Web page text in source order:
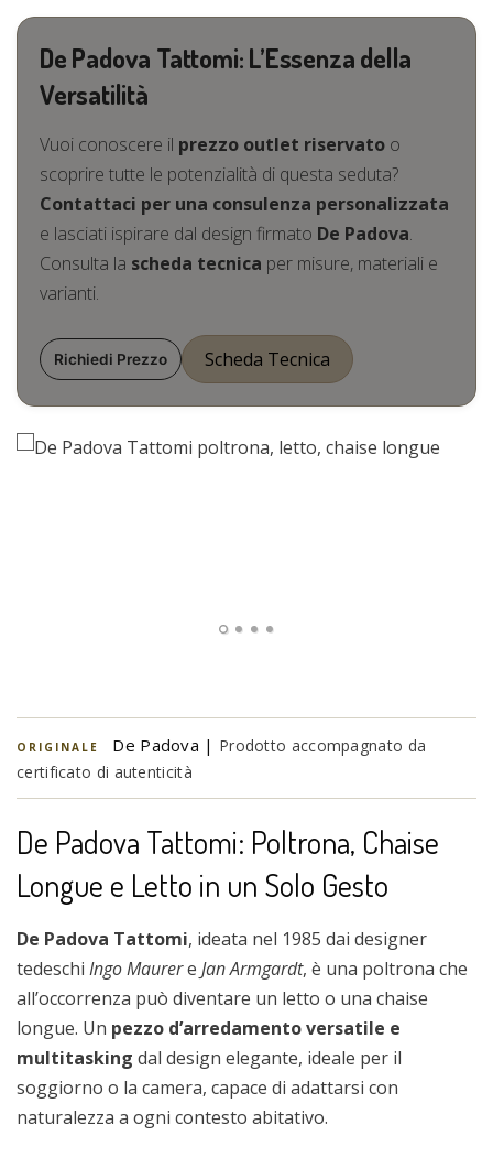
De Padova Tattomi: L’Essenza della
Versatilità
Vuoi conoscere il prezzo outlet riservato o
scoprire tutte le potenzialità di questa seduta?
Contattaci per una consulenza personalizzata
e lasciati ispirare dal design firmato De Padova.
Consulta la scheda tecnica per misure, materiali e
varianti.
Richiedi Prezzo Scheda Tecnica
ORIGINALE De Padova | Prodotto accompagnato da
certificato di autenticità
De Padova Tattomi: Poltrona, Chaise
Longue e Letto in un Solo Gesto
De Padova Tattomi, ideata nel 1985 dai designer
tedeschi Ingo Maurere Jan Armgardt, è una poltrona che
all’occorrenza può diventare un letto o una chaise
longue. Un pezzo d’arredamento versatile e
multitasking dal design elegante, ideale per il
soggiorno o la camera, capace di adattarsi con
naturalezza a ogni contesto abitativo.